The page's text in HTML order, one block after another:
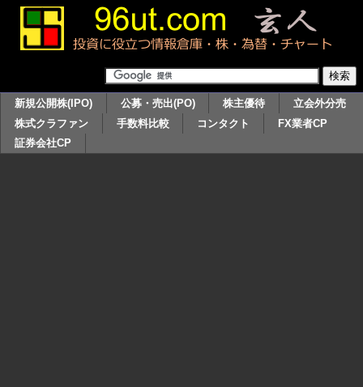
新規公開株(IPO) 公募・売出(PO) 株主優待
立会外分売
株式クラファン
手数料比較 コンタクト
FX業者CP
証券会社CP